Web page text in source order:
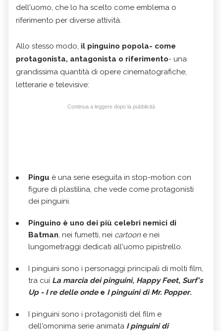
dell'uomo, che lo ha scelto come emblema o
riferimento per diverse attività.
Allo stesso modo, il pinguino popola- come
protagonista, antagonista o riferimento- una
grandissima quantità di opere cinematografiche,
letterarie e televisive:
Continua a leggere dopo la pubblicità
Pingu è una serie eseguita in stop-motion con
figure di plastilina, che vede come protagonisti
dei pinguini.
Pinguino è uno dei più celebri nemici di
Batman, nei fumetti, nei cartoon e nei
lungometraggi dedicati all'uomo pipistrello.
I pinguini sono i personaggi principali di molti film,
tra cui La marcia dei pinguini, Happy Feet, Surf's
Up - I re delle ondee I pinguini di Mr. Popper.
I pinguini sono i protagonisti del film e
dell'omonima serie animata I pinguini di